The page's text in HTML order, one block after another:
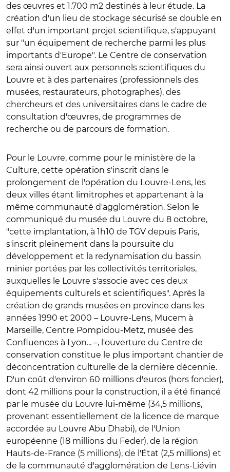
des œuvres et 1.700 m2 destinés à leur étude. La
création d'un lieu de stockage sécurisé se double en
effet d'un important projet scientifique, s'appuyant
sur "un équipement de recherche parmi les plus
importants d'Europe". Le Centre de conservation
sera ainsi ouvert aux personnels scientifiques du
Louvre et à des partenaires (professionnels des
musées, restaurateurs, photographes), des
chercheurs et des universitaires dans le cadre de
consultation d'œuvres, de programmes de
recherche ou de parcours de formation.
Pour le Louvre, comme pour le ministère de la
Culture, cette opération s'inscrit dans le
prolongement de l'opération du Louvre-Lens, les
deux villes étant limitrophes et appartenant à la
même communauté d'agglomération. Selon le
communiqué du musée du Louvre du 8 octobre,
"cette implantation, à 1h10 de TGV depuis Paris,
s'inscrit pleinement dans la poursuite du
développement et la redynamisation du bassin
minier portées par les collectivités territoriales,
auxquelles le Louvre s'associe avec ces deux
équipements culturels et scientifiques". Après la
création de grands musées en province dans les
années 1990 et 2000 – Louvre-Lens, Mucem à
Marseille, Centre Pompidou-Metz, musée des
Confluences à Lyon... –, l'ouverture du Centre de
conservation constitue le plus important chantier de
déconcentration culturelle de la dernière décennie.
D'un coût d'environ 60 millions d'euros (hors foncier),
dont 42 millions pour la construction, il a été financé
par le musée du Louvre lui-même (34,5 millions,
provenant essentiellement de la licence de marque
accordée au Louvre Abu Dhabi), de l'Union
européenne (18 millions du Feder), de la région
Hauts-de-France (5 millions), de l'État (2,5 millions) et
de la communauté d'agglomération de Lens-Liévin